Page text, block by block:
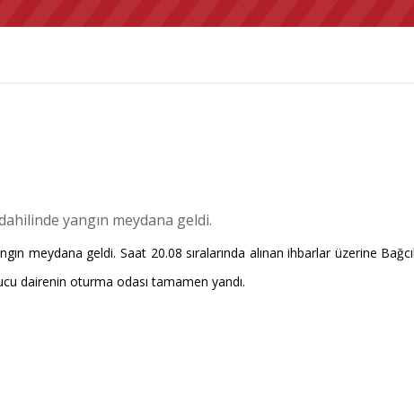
yangın meydana geldi.
meydana geldi. Saat 20.08 sıralarında alınan ihbarlar üzerine
dairenin oturma odası tamamen yandı.